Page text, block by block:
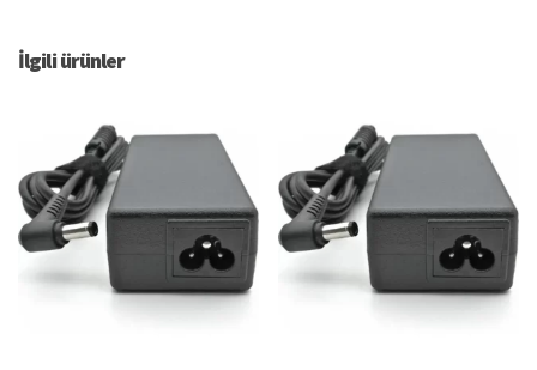
İlgili ürünler